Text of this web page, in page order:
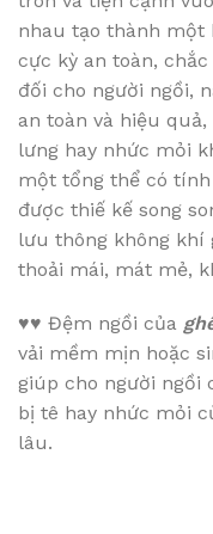
nhau tạo thành
cực kỳ an toàn,
đối cho người ngồi,
an toàn và hiệu
lưng hay nhức mỏi
một tổng thể có
được thiế kế song
lưu thông không khí
thoải mái, mát mẻ,
♥♥ Đệm ngồi của
vải mềm mịn hoặc
giúp cho người ngồi
bị tê hay nhức mỏi
lâu.